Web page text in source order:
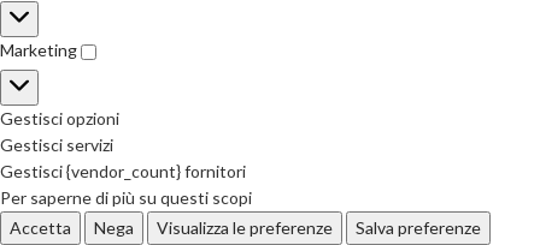
Marketing
Gestisci opzioni
Gestisci servizi
Gestisci {vendor_count} fornitori
Per saperne di più su questi scopi
Accetta
Nega Visualizza le preferenze
Salva preferenze